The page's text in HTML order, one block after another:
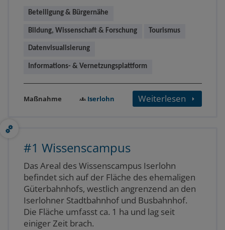
Beteiligung & Bürgernähe
Bildung, Wissenschaft & Forschung Tourismus
Datenvisualisierung
Informations- & Vernetzungsplattform
Maßnahme Iserlohn Weiterlesen
#1 Wissenscampus
Das Areal des Wissenscampus Iserlohn
befindet sich auf der Fläche des ehemaligen
Güterbahnhofs, westlich angrenzend an den
Iserlohner Stadtbahnhof und Busbahnhof.
Die Fläche umfasst ca. 1 ha und lag seit
einiger Zeit brach.